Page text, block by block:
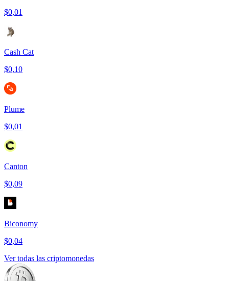
$0,01
Cash Cat
$0,10
Plume
$0,01
Canton
$0,09
Biconomy
$0,04
Ver todas las criptomonedas